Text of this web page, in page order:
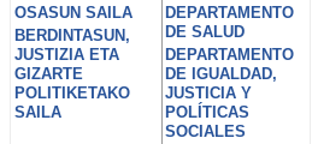
OSASUN SAILA
BERDINTASUN,
JUSTIZIA ETA
GIZARTE
POLITIKETAKO
SAILA
DEPARTAMENTO
DE SALUD
DEPARTAMENTO
DE IGUALDAD,
JUSTICIA Y
POLÍTICAS
SOCIALES